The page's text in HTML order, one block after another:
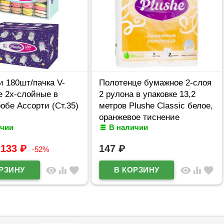
180шт/пачка V-
2х-слойные в
Ассорти (Ст.35)
133₽ -52%
visibility equalizer favorite
Полотенце бумажное 2-слоя
2 рулона в упаковке 13,2
метров Plushe Classic белое,
оранжевое тиснение
В наличии
147₽
visibility equalizer favorite